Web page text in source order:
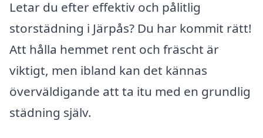
Letar du efter effektiv och pålitlig
storstädning i Järpås? Du har kommit rätt!
Att hålla hemmet rent och fräscht är
viktigt, men ibland kan det kännas
överväldigande att ta itu med en grundlig
städning själv.